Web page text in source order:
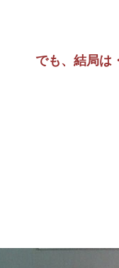
でも、結局は